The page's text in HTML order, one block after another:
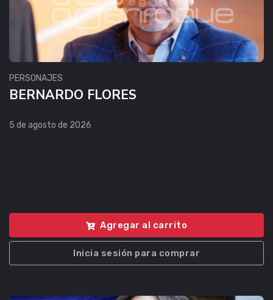
PERSONAJES
BERNARDO FLORES
5 de agosto de 2026
Agregar al carrito
Inicia sesión para comprar